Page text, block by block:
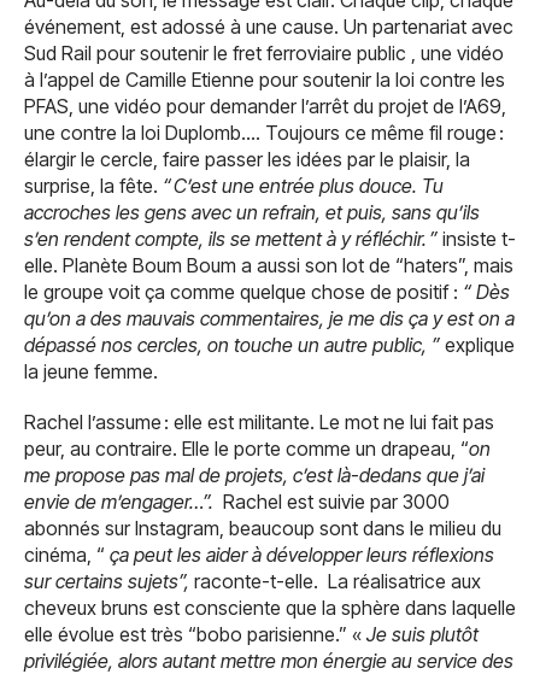
événement, est adossé à une cause. Un partenariat avec
Sud Rail pour soutenir le fret ferroviaire public , une vidéo
à l’appel de Camille Etienne pour soutenir la loi contre les
PFAS, une vidéo pour demander l’arrêt du projet de l’A69,
une contre la loi Duplomb…. Toujours ce même fil rouge :
élargir le cercle, faire passer les idées par le plaisir, la
surprise, la fête. “ C’est une entrée plus douce. Tu
accroches les gens avec un refrain, et puis, sans qu’ils
s’en rendent compte, ils se mettent à y réfléchir. ” insiste t-
elle. Planète Boum Boum a aussi son lot de “haters”, mais
le groupe voit ça comme quelque chose de positif : “ Dès
qu’on a des mauvais commentaires, je me dis ça y est on a
dépassé nos cercles, on touche un autre public, ” explique
la jeune femme.
Rachel l’assume : elle est militante. Le mot ne lui fait pas
peur, au contraire. Elle le porte comme un drapeau, “on
me propose pas mal de projets, c’est là-dedans que j’ai
envie de m’engager…”. Rachel est suivie par 3000
abonnés sur Instagram, beaucoup sont dans le milieu du
cinéma, “ ça peut les aider à développer leurs réflexions
sur certains sujets”, raconte-t-elle. La réalisatrice aux
cheveux bruns est consciente que la sphère dans laquelle
elle évolue est très “bobo parisienne.” « Je suis plutôt
privilégiée, alors autant mettre mon énergie au service des